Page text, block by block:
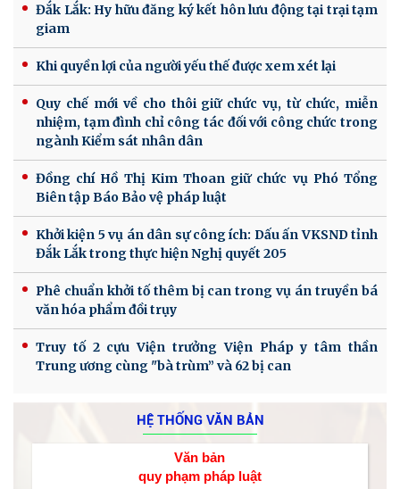
Đắk Lắk: Hy hữu đăng ký kết hôn lưu động tại trại tạm
giam
Khi quyền lợi của người yếu thế được xem xét lại
Quy chế mới về cho thôi giữ chức vụ, từ chức, miễn
nhiệm, tạm đình chỉ công tác đối với công chức trong
ngành Kiểm sát nhân dân
Đồng chí Hồ Thị Kim Thoan giữ chức vụ Phó Tổng
Biên tập Báo Bảo vệ pháp luật
Khởi kiện 5 vụ án dân sự công ích: Dấu ấn VKSND tỉnh
Đắk Lắk trong thực hiện Nghị quyết 205
Phê chuẩn khởi tố thêm bị can trong vụ án truyền bá
văn hóa phẩm đồi trụy
Truy tố 2 cựu Viện trưởng Viện Pháp y tâm thần
Trung ương cùng "bà trùm” và 62 bị can
HỆ THỐNG VĂN BẢN
Văn bản
quy phạm pháp luật